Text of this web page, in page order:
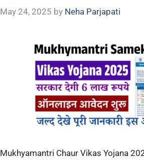
May 24, 2025 by Neha Parjapati
Mukhyamantri Chaur Vikas Yojana